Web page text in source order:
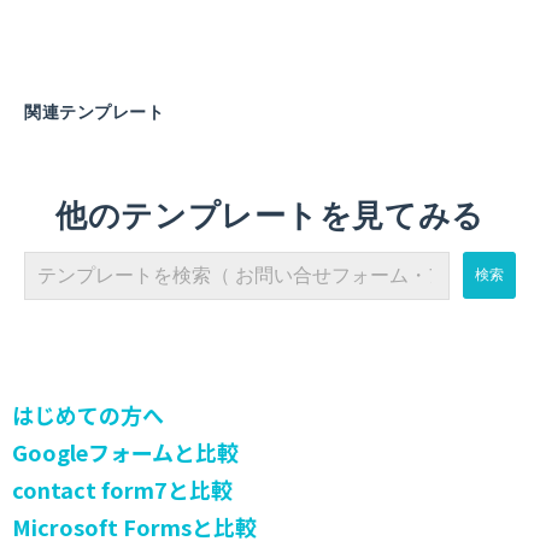
関連テンプレート
他のテンプレートを見てみる
はじめての方へ
Googleフォームと比較
contact form7と比較
Microsoft Formsと比較